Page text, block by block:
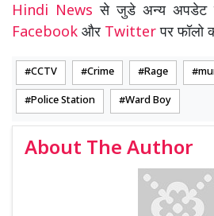
Hindi Newsसे जुडे अन्य अपडेट
Facebook और Twitterपर फॉलो
CCTV Crime Rage
Police Station Ward Boy
About The Author